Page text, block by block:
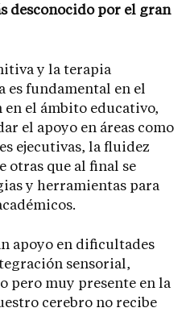
desconocido por el gran
y la terapia
es fundamental en el
el ámbito educativo,
el apoyo en áreas como
ejecutivas, la fluidez
otras que al final se
y herramientas para
apoyo en dificultades
sensorial,
pero muy presente en la
cerebro no recibe